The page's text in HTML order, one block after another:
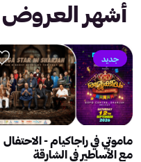
أشهر العروض
جديد
ماموتي في راجاكيام - الاحتفال
مع الأساطير في الشارقة